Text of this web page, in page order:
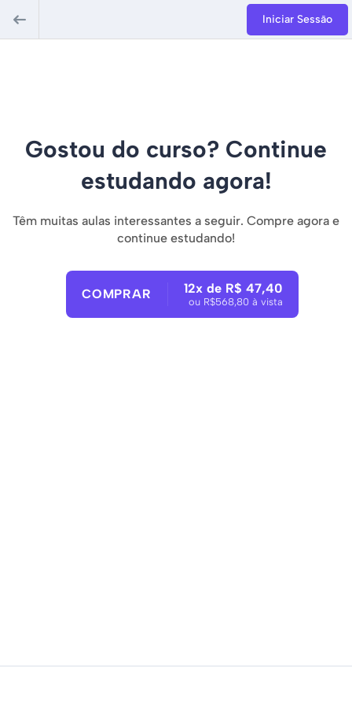
Iniciar Sessão
Gostou do curso? Continue
estudando agora!
Têm muitas aulas interessantes a seguir. Compre agora e
continue estudando!
COMPRAR 12x de R$ 47,40
ou R$568,80 à vista